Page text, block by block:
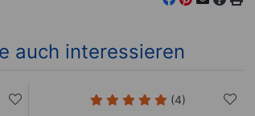
auch interessieren
(4)